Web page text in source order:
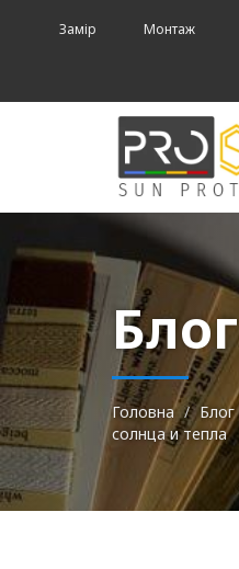
Замір Монтаж
Блог
Головна Блог
солнца и тепла